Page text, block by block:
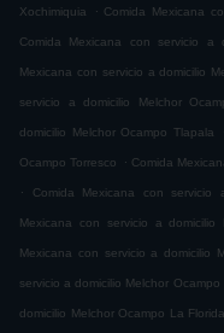
Xochimiquia . Comida Mexicana
Comida Mexicana con servicio a
Mexicana con servicio a domicilio
servicio a domicilio Melchor
domicilio Melchor Ocampo Tlapala
Ocampo Torresco . Comida
.
Comida Mexicana con servicio
Mexicana con servicio a
Mexicana con servicio a domicilio
servicio a domicilio Melchor
domicilio Melchor Ocampo La Florida